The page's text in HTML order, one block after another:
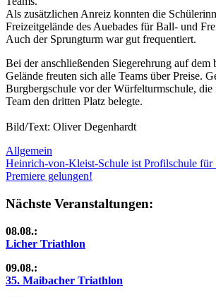
Als zusätzlichen Anreiz konnten die
Freizeitgelände des Auebades für Ball- und
Auch der Sprungturm war gut frequentiert.
Bei der anschließenden Siegerehrung auf
Gelände freuten sich alle Teams über Preise.
Burgbergschule vor der Würfelturmschule, die
Team den dritten Platz belegte.
Bild/Text: Oliver Degenhardt
Allgemein
Beitragsnavigation
Vorheriger
Beitrag:
Heinrich-von-Kleist-Schule ist Profilschule für
Nächster
Premiere gelungen!
Nächste Veranstaltungen:
08.08.:
Licher Triathlon
09.08.:
35. Maibacher Triathlon